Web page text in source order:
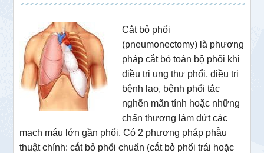
Cắt bỏ phổi
(pneumonectomy) là phương
pháp cắt bỏ toàn bộ phổi khi
điều trị ung thư phổi, điều trị
bệnh lao, bệnh phổi tắc
nghẽn mãn tính hoặc những
chấn thương làm đứt các
mạch máu lớn gần phổi. Có 2 phương pháp phẫu
thuật chính: cắt bỏ phổi chuẩn (cắt bỏ phổi trái hoặc